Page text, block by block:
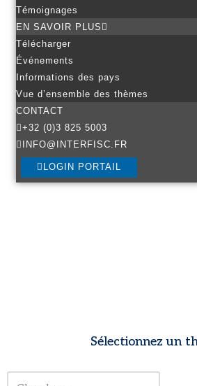
Témoignages
EN SAVOIR PLUS
Télécharger
Événements
Informations des pays
Vue d’ensemble des thèmes
CONTACT
+32 (0)3 825 5003
INFO@INTERFISC.FR
LOGIN PORTAIL
Sélectionnez un